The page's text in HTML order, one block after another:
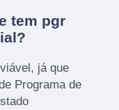
tem pgr
já que
Programa de